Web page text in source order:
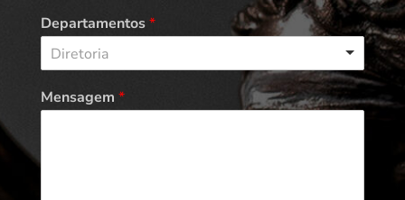
Departamentos*
Diretoria
Mensagem *